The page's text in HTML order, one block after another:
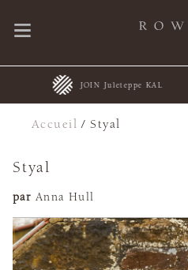
JOIN Juleteppe KAL
Accueil /Styal
Styal
par Anna Hull